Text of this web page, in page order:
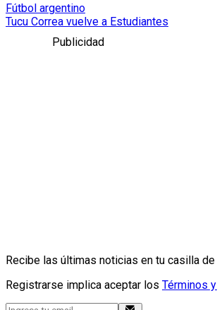
Fútbol argentino
Tucu Correa vuelve a Estudiantes
Publicidad
Recibe las últimas noticias en tu casilla
Registrarse implica aceptar los Términos